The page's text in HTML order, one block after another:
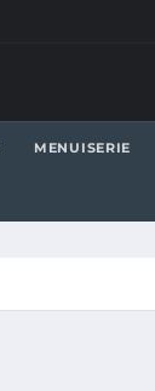
MENUISERIE